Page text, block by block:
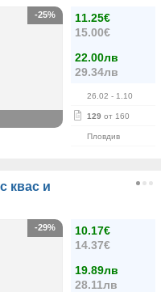
11.25€
15.00€
22.00лв
29.34лв
26.02 - 1.10
129 от 160
Пловдив
-25%
квас и
10.17€
14.37€
19.89лв
28.11лв
-29%